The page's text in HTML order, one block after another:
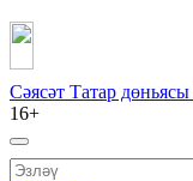
Сәясәт Татар дөньясы
16+